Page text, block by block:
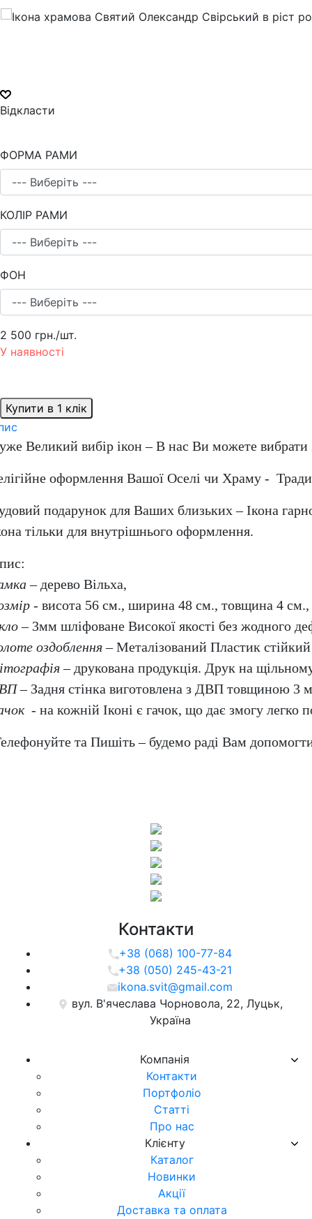
Відкласти
ФОРМА РАМИ
КОЛІР РАМИ
ФОН
2 500 грн./шт.
У наявності
Купити в 1 клік
Великий вибір ікон – В нас Ви можете вибрати
оформлення Вашої Оселі чи Храму -
подарунок для Ваших близьких – Ікона
тільки для внутрішнього оформлення.
– дерево Вільха,
- висота 56 см., ширина 48 см., товщина 4 см.,
– 3мм шліфоване Високої якості без жодного
оздоблення– Металізований Пластик
– друкована продукція. Друк на
– Задня стінка виготовлена з ДВП товщиною 3
- на кожній Іконі є гачок, що дає змогу легко
та Пишіть – будемо раді Вам
Компанія
Контакти
Портфоліо
Статті
Про нас
Клієнту
Каталог
Новинки
Акції
Доставка та оплата
Контакти
+38 (068) 100-77-84
+38 (050) 245-43-21
ikona.svit@gmail.com
вул. В'ячеслава Чорновола, 22, Луцьк,
Україна